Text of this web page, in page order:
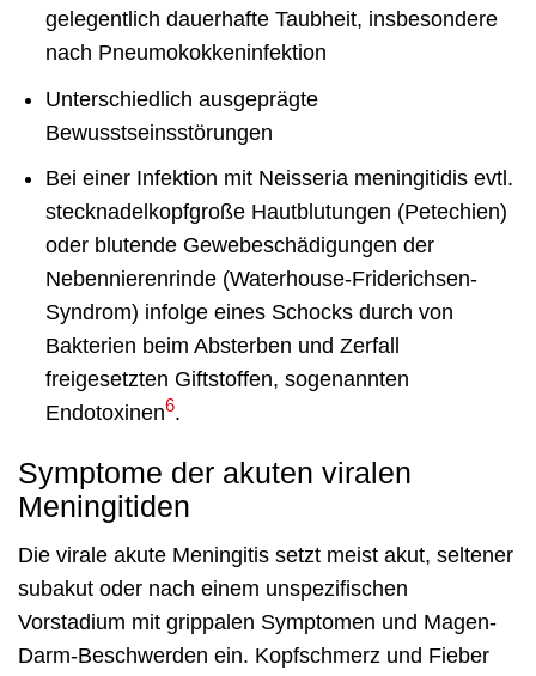
gelegentlich dauerhafte Taubheit, insbesondere
nach Pneumokokkeninfektion
Unterschiedlich ausgeprägte
Bewusstseinsstörungen
Bei einer Infektion mit Neisseria meningitidis evtl.
stecknadelkopfgroße Hautblutungen (Petechien)
oder blutende Gewebeschädigungen der
Nebennierenrinde (Waterhouse-Friderichsen-
Syndrom) infolge eines Schocks durch von
Bakterien beim Absterben und Zerfall
freigesetzten Giftstoffen, sogenannten
Endotoxinen6.
Symptome der akuten viralen
Meningitiden
Die virale akute Meningitis setzt meist akut, seltener
subakut oder nach einem unspezifischen
Vorstadium mit grippalen Symptomen und Magen-
Darm-Beschwerden ein. Kopfschmerz und Fieber